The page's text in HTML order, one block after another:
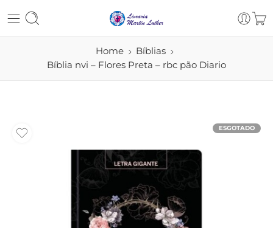
Home
Bíblias
Bíblia nvi – Flores Preta – rbc pão Diario
ESGOTADO